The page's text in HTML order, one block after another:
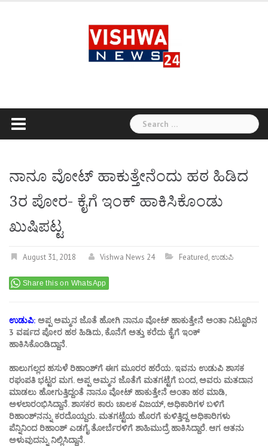
Search
for:
ನಾನೂ ವೋಟ್ ಹಾಕುತ್ತೇನೆಂದು ಹಠ ಹಿಡಿದ
3ರ ಪೋರ- ಕೈಗೆ ಇಂಕ್ ಹಾಕಿಸಿಕೊಂಡು
ಖುಷಿಪಟ್ಟ
August 31, 2018 Vishwa News 24 Featured,ಉಡುಪಿ
Share this on WhatsApp
ಉಡುಪಿ: ಅಪ್ಪ ಅಮ್ಮನ ಜೊತೆ ಹೋಗಿ ನಾನೂ ವೋಟ್ ಹಾಕುತ್ತೇನೆ ಅಂತಾ ನಿಟ್ಟೂರಿನ
3 ವರ್ಷದ ಪೋರ ಹಠ ಹಿಡಿದು, ಕೊನೆಗೆ ಅತ್ತು ಕರೆದು ಕೈಗೆ ಇಂಕ್
ಹಾಕಿಸಿಕೊಂಡಿದ್ದಾನೆ.
ಹಾಲುಗಲ್ಲದ ಹಸುಳೆ ರಿಹಾಂಶ್‍ಗೆ ಈಗ ಮೂರರ ಹರೆಯ. ಇವನು ಉಡುಪಿ ಶಾಸಕ
ರಘುಪತಿ ಭಟ್ಟರ ಮಗ. ಅಪ್ಪ ಅಮ್ಮನ ಜೊತೆಗೆ ಮತಗಟ್ಟೆಗೆ ಬಂದ, ಅವರು ಮತದಾನ
ಮಾಡಲು ಹೋಗುತ್ತಿದ್ದಂತೆ ನಾನೂ ವೋಟ್ ಹಾಕುತ್ತೇನೆ ಅಂತಾ ಹಠ ಮಾಡಿ,
ಅಳಲಾರಂಭಿಸಿದ್ದಾನೆ. ಶಾಸಕರ ಕಾರು ಚಾಲಕ ವಿಜಯ್, ಅಧಿಕಾರಿಗಳ ಬಳಿಗೆ
ರಿಹಾಂಶ್‍ನನ್ನು ಕರದೊಯ್ದರು. ಮತಗಟ್ಟೆಯ ಹೊರಗೆ ಕುಳಿತ್ತಿದ್ದ ಅಧಿಕಾರಿಗಳು
ಪೆನ್ನಿನಿಂದ ರಿಹಾಂಶ್ ಎಡಗೈ ತೋರ್ಬೆರಳಿಗೆ ಶಾಹಿಮುದ್ರೆ ಹಾಕಿಸಿದ್ದಾರೆ. ಆಗ ಆತನು
ಅಳುವುದನ್ನು ನಿಲ್ಲಿಸಿದ್ದಾನೆ.